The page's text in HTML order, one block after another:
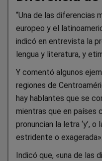
“Una de las diferencias
europeo y el
indicó en entrevista la
lengua y literatura, y
Y comentó algunos
regiones de
hay hablantes que se
mientras que en países
pronuncian la letra ‘y’, o
estridente o exagerada».
Indicó que, «una de las